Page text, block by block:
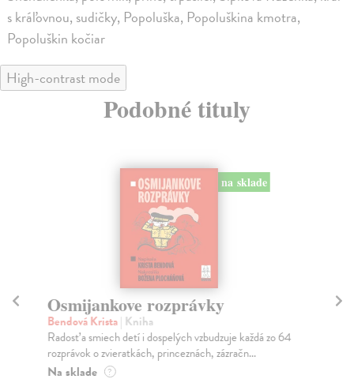
s kráľovnou, sudičky, Popoluška, Popoluškina kmotra,
Popoluškin kočiar
High-contrast mode
Podobné tituly
na sklade
Osmijankove rozprávky
Bendová Krista| Kniha
Radosť a smiech detí i dospelých vzbudzuje každá zo 64
rozprávok o zvieratkách, princeznách, zázračn...
Na sklade ?